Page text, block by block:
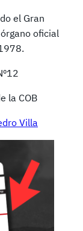
el Gran
oficial
la COB
Villa